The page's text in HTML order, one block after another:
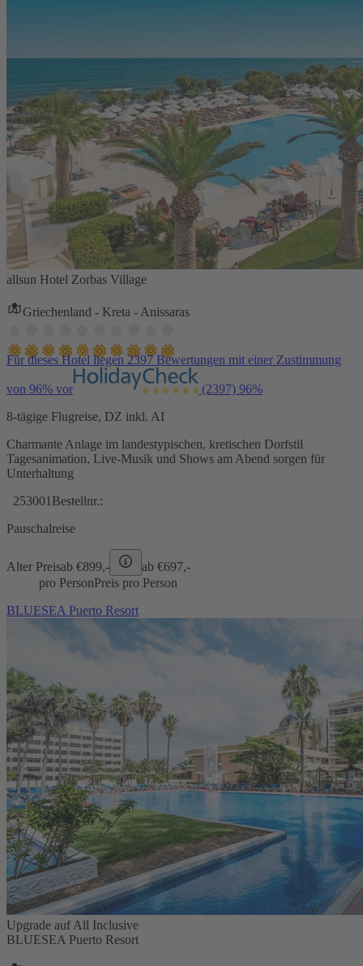
allsun Hotel Zorbas Village
Griechenland - Kreta - Anissaras
Für dieses Hotel liegen 2397 Bewertungen mit einer Zustimmung
von 96% vor (2397) 96%
8-tägige Flugreise, DZ inkl. AI
Charmante Anlage im landestypischen, kretischen Dorfstil
Tagesanimation, Live-Musik und Shows am Abend sorgen für
Unterhaltung
253001 Bestellnr.:
Pauschalreise
Alter Preisab €899,- ab €697,-
pro PersonPreis pro Person
BLUESEA Puerto Resort
Upgrade auf All Inclusive
BLUESEA Puerto Resort